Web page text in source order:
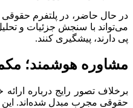
در حال حاضر، در پلتفرم
می‌تواند با سنجش جزئیات و
پی دارند، پیشگیری کنند.
مشاوره هوشمند؛
برخلاف تصور رایج درباره
حقوقی مجرب مبدل شده‌اند. این